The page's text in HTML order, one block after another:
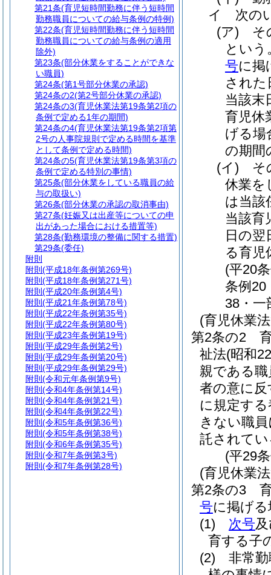
イ
次の
(ア)
そ
という
号に掲
された
当該末
育児休
げる場
の期間
(イ)
そ
休業を
は当該
当該育
日の翌
る育児
(平20
条例20
38・一
(育児休業
第2条の2
祉法(昭和
親である職
者の意に
に規定す
きない職
託されて
(平29
(育児休業
第2条の3
号に掲げ
(1)
次号
育する子
(2)
非常
第21条(育児短時間勤務に伴う短時間
勤務職員についての給与条例の特例)
第22条(育児短時間勤務に伴う短時間
勤務職員についての給与条例の適用
除外)
第23条(部分休業をすることができな
い職員)
第24条(第1号部分休業の承認)
第24条の2(第2号部分休業の承認)
第24条の3(育児休業法第19条第2項の
条例で定める1年の期間)
第24条の4(育児休業法第19条第2項第
2号の人事院規則で定める時間を基準
として条例で定める時間)
第24条の5(育児休業法第19条第3項の
条例で定める特別の事情)
第25条(部分休業をしている職員の給
与の取扱い)
第26条(部分休業の承認の取消事由)
第27条(妊娠又は出産等についての申
出があった場合における措置等)
第28条(勤務環境の整備に関する措置)
第29条(委任)
附則
附則 (平成18年条例第269号)
附則 (平成18年条例第271号)
附則 (平成20年条例第4号)
附則 (平成21年条例第78号)
附則 (平成22年条例第35号)
附則 (平成22年条例第80号)
附則 (平成23年条例第19号)
附則 (平成29年条例第2号)
附則 (平成29年条例第20号)
附則 (平成29年条例第29号)
附則 (令和元年条例第9号)
附則 (令和4年条例第14号)
附則 (令和4年条例第21号)
附則 (令和4年条例第22号)
附則 (令和5年条例第36号)
附則 (令和5年条例第38号)
附則 (令和6年条例第35号)
附則 (令和7年条例第3号)
附則 (令和7年条例第28号)